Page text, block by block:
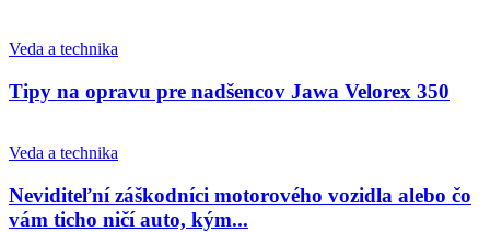
Veda a technika
Tipy na opravu pre nadšencov Jawa Velorex 350
Veda a technika
Neviditeľní záškodníci motorového vozidla alebo čo
vám ticho ničí auto, kým...